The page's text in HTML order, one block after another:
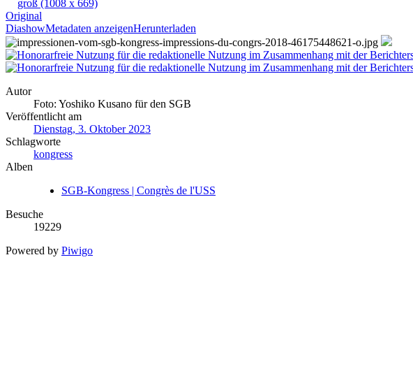
groß (1008 x 669)
Original
DiashowMetadaten anzeigenHerunterladen
Autor
Foto: Yoshiko Kusano für den SGB
Veröffentlicht am
Dienstag, 3. Oktober 2023
Schlagworte
kongress
Alben
SGB-Kongress | Congrès de l'USS
Besuche
19229
Powered by Piwigo